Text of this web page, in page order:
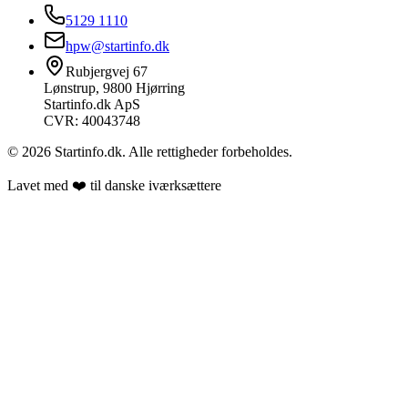
5129 1110
hpw@startinfo.dk
Rubjergvej 67
Lønstrup, 9800 Hjørring
Startinfo.dk ApS
CVR: 40043748
© 2026 Startinfo.dk. Alle rettigheder forbeholdes.
Lavet med ❤️ til danske iværksættere